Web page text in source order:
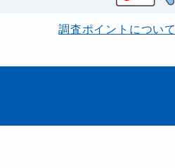
調査ポイントについて